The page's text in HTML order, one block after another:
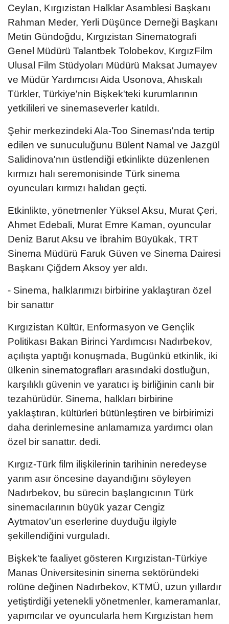
Ceylan, Kırgızistan Halklar Asamblesi Başkanı
Rahman Meder, Yerli Düşünce Derneği Başkanı
Metin Gündoğdu, Kırgızistan Sinematografi
Genel Müdürü Talantbek Tolobekov, KırgızFilm
Ulusal Film Stüdyoları Müdürü Maksat Jumayev
ve Müdür Yardımcısı Aida Usonova, Ahıskalı
Türkler, Türkiye'nin Bişkek'teki kurumlarının
yetkilileri ve sinemaseverler katıldı.
Şehir merkezindeki Ala-Too Sineması'nda tertip
edilen ve sunuculuğunu Bülent Namal ve Jazgül
Salidinova'nın üstlendiği etkinlikte düzenlenen
kırmızı halı seremonisinde Türk sinema
oyuncuları kırmızı halıdan geçti.
Etkinlikte, yönetmenler Yüksel Aksu, Murat Çeri,
Ahmet Edebali, Murat Emre Kaman, oyuncular
Deniz Barut Aksu ve İbrahim Büyükak, TRT
Sinema Müdürü Faruk Güven ve Sinema Dairesi
Başkanı Çiğdem Aksoy yer aldı.
- Sinema, halklarımızı birbirine yaklaştıran özel
bir sanattır
Kırgızistan Kültür, Enformasyon ve Gençlik
Politikası Bakan Birinci Yardımcısı Nadırbekov,
açılışta yaptığı konuşmada, Bugünkü etkinlik, iki
ülkenin sinematografları arasındaki dostluğun,
karşılıklı güvenin ve yaratıcı iş birliğinin canlı bir
tezahürüdür. Sinema, halkları birbirine
yaklaştıran, kültürleri bütünleştiren ve birbirimizi
daha derinlemesine anlamamıza yardımcı olan
özel bir sanattır. dedi.
Kırgız-Türk film ilişkilerinin tarihinin neredeyse
yarım asır öncesine dayandığını söyleyen
Nadırbekov, bu sürecin başlangıcının Türk
sinemacılarının büyük yazar Cengiz
Aytmatov'un eserlerine duyduğu ilgiyle
şekillendiğini vurguladı.
Bişkek'te faaliyet gösteren Kırgızistan-Türkiye
Manas Üniversitesinin sinema sektöründeki
rolüne değinen Nadırbekov, KTMÜ, uzun yıllardır
yetiştirdiği yetenekli yönetmenler, kameramanlar,
yapımcılar ve oyuncularla hem Kırgızistan hem